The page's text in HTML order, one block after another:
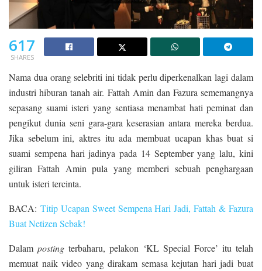
617
SHARES
Nama dua orang selebriti ini tidak perlu diperkenalkan lagi dalam
industri hiburan tanah air. Fattah Amin dan Fazura sememangnya
sepasang suami isteri yang sentiasa menambat hati peminat dan
pengikut dunia seni gara-gara keserasian antara mereka berdua.
Jika sebelum ini, aktres itu ada membuat ucapan khas buat si
suami sempena hari jadinya pada 14 September yang lalu, kini
giliran Fattah Amin pula yang memberi sebuah penghargaan
untuk isteri tercinta.
BACA: Titip Ucapan Sweet Sempena Hari Jadi, Fattah & Fazura
Buat Netizen Sebak!
Dalamposting terbaharu, pelakon ‘KL Special Force’ itu telah
memuat naik video yang dirakam semasa kejutan hari jadi buat